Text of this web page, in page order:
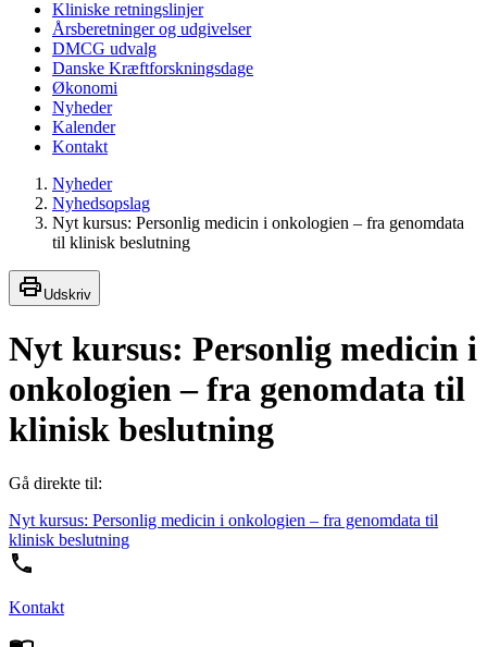
Kliniske retningslinjer
Årsberetninger og udgivelser
DMCG udvalg
Danske Kræftforskningsdage
Økonomi
Nyheder
Kalender
Kontakt
Nyheder
Nyhedsopslag
Nyt kursus: Personlig medicin i onkologien – fra genomdata
til klinisk beslutning
Udskriv
Nyt kursus: Personlig medicin i
onkologien – fra genomdata til
klinisk beslutning
Gå direkte til:
Nyt kursus: Personlig medicin i onkologien – fra genomdata til
klinisk beslutning
Kontakt